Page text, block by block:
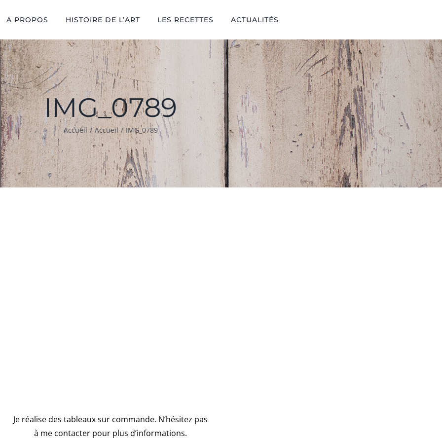
A PROPOS HISTOIRE DE L’ART LES RECETTES ACTUALITÉS
IMG_0789
Accueil / Accueil / IMG_0789
Je réalise des tableaux sur commande. N’hésitez pas
à me contacter pour plus d’informations.